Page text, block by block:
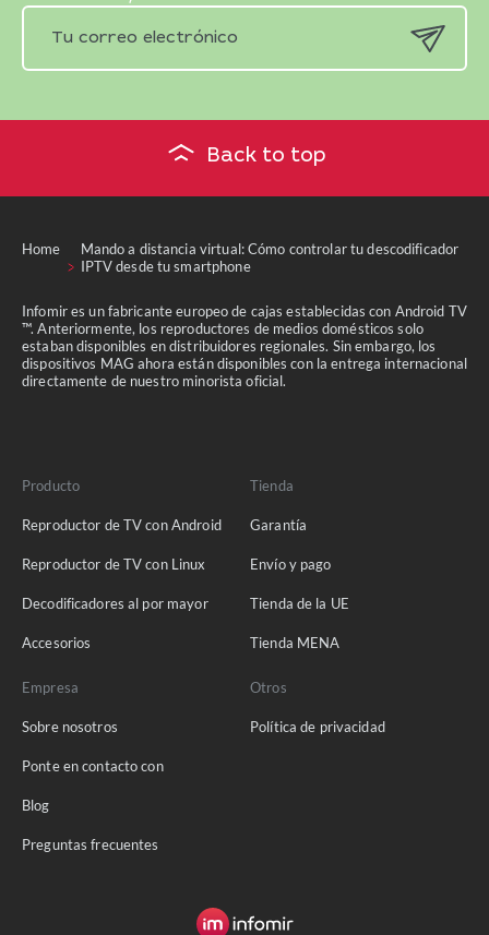
Back to top
Home
Mando a distancia virtual: Cómo controlar tu descodificador
IPTV desde tu smartphone
Infomir es un fabricante europeo de cajas establecidas con Android TV
™. Anteriormente, los reproductores de medios domésticos solo
estaban disponibles en distribuidores regionales. Sin embargo, los
dispositivos MAG ahora están disponibles con la entrega internacional
directamente de nuestro minorista oficial.
Producto
Reproductor de TV con Android
Reproductor de TV con Linux
Decodificadores al por mayor
Accesorios
Tienda
Garantía
Envío y pago
Tienda de la UE
Tienda MENA
Empresa
Sobre nosotros
Ponte en contacto con
Blog
Preguntas frecuentes
Otros
Política de privacidad